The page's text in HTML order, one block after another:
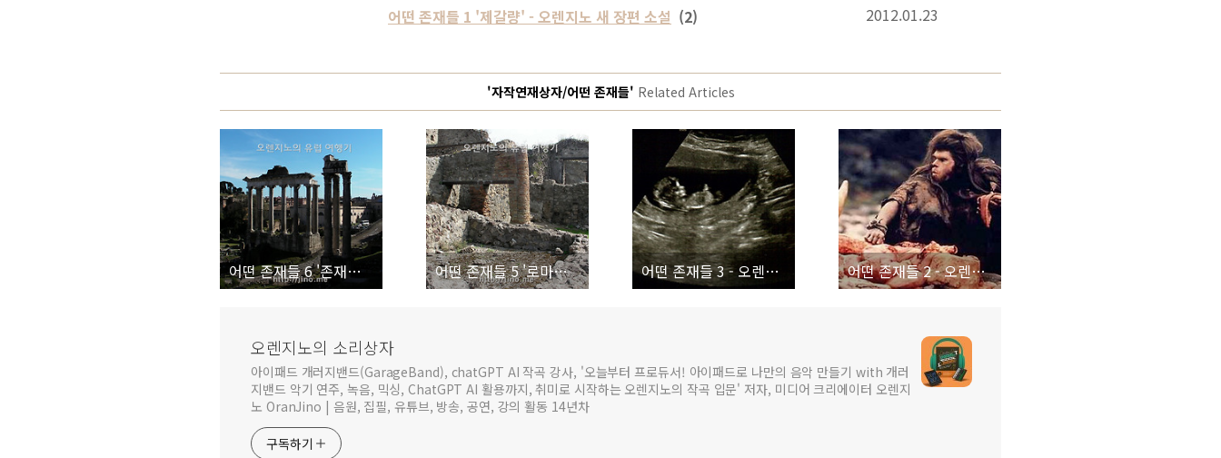
어떤 존재들 1 '제갈량' - 오렌지노 새 장편 소설 (2) 2012.01.23
'자작연재상자/어떤 존재들' Related Articles
어떤 존재들 6 '존재의 발견' - 오렌지노 장편소설 어떤 존재들 5 '로마에서의 사색' - 오렌지노 장편소설 어떤 존재들 3 - 오렌지노 장편소설 어떤 존재들 2 - 오렌지노 장편 소설
오렌지노의 소리상자
아이패드 개러지밴드(GarageBand), chatGPT AI 작곡 강사, '오늘부터 프로듀서! 아이패드로 나만의 음악 만들기 with 개러
지밴드 악기 연주, 녹음, 믹싱, ChatGPT AI 활용까지, 취미로 시작하는 오렌지노의 작곡 입문' 저자, 미디어 크리에이터 오렌지
노 OranJino | 음원, 집필, 유튜브, 방송, 공연, 강의 활동 14년차
구독하기